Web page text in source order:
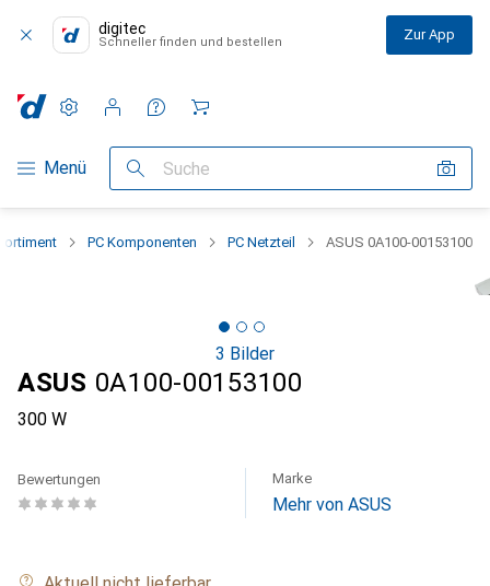
digitec
Schneller finden und bestellen Zur App
Navigation nach Kategorien
Menü Suche
Einstellungen
Kundenkonto
Vergleichslisten
Merklisten
Warenkorb
PC Komponenten PC Netzteil ASUS 0A100-00153100
3 Bilder
ASUS 0A100-00153100
300 W
Bewertungen Marke
Mehr von ASUS